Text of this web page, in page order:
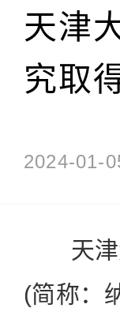
天津
究取
2024-01-
天津大
(简称：